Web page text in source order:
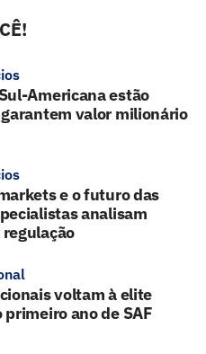
Americana estão
valor milionário
e o futuro das
analisam
voltam à elite
ano de SAF